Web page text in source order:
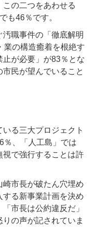
この二つをあわせる
も46％です。
職事件の「徹底解明
業の構造癒着を根絶す
止が必要」が83％とな
民が望んでいること
る三大プロジェクト
％、「人工島」では
視で強行することは許
市長が破たん穴埋め
る新事業計画を決め
市長は公約違反だ」
りの声が記されていま